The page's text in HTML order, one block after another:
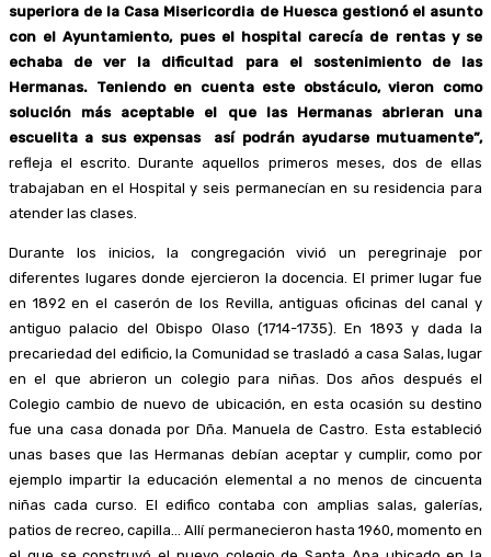
superiora de la Casa Misericordia de Huesca gestionó el asunto
con el Ayuntamiento, pues el hospital carecía de rentas y se
echaba de ver la dificultad para el sostenimiento de las
Hermanas. Teniendo en cuenta este obstáculo, vieron como
solución más aceptable el que las Hermanas abrieran una
escuelita a sus expensas así podrán ayudarse mutuamente”,
refleja el escrito. Durante aquellos primeros meses, dos de ellas
trabajaban en el Hospital y seis permanecían en su residencia para
atender las clases.
Durante los inicios, la congregación vivió un peregrinaje por
diferentes lugares donde ejercieron la docencia. El primer lugar fue
en 1892 en el caserón de los Revilla, antiguas oficinas del canal y
antiguo palacio del Obispo Olaso (1714-1735). En 1893 y dada la
precariedad del edificio, la Comunidad se trasladó a casa Salas, lugar
en el que abrieron un colegio para niñas. Dos años después el
Colegio cambio de nuevo de ubicación, en esta ocasión su destino
fue una casa donada por Dña. Manuela de Castro. Esta estableció
unas bases que las Hermanas debían aceptar y cumplir, como por
ejemplo impartir la educación elemental a no menos de cincuenta
niñas cada curso. El edifico contaba con amplias salas, galerías,
patios de recreo, capilla… Allí permanecieron hasta 1960, momento en